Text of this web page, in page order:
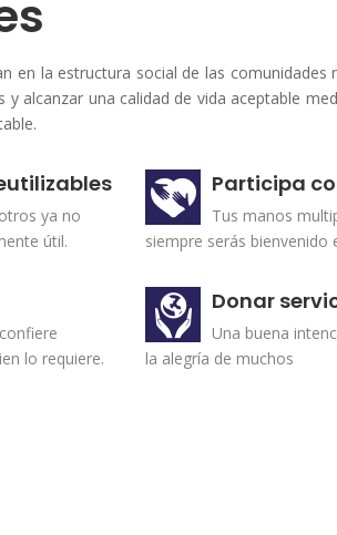
en la estructura social de las comunidades
alcanzar una calidad de vida aceptable
ya no
útil.
Participa
Tus manos
siempre serás bienvenido
lo requiere.
Donar
Una buena
la alegría de muchos